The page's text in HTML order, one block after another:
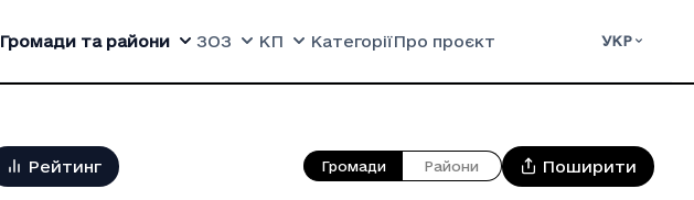
Громади та райони ЗОЗ КП КатегоріїПро проєкт УКР
Рейтинг Громади Райони Поширити